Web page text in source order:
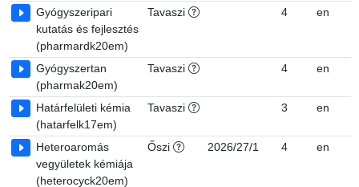
Gyógyszeripari
kutatás és fejlesztés
(pharmardk20em)
Tavaszi 4 en
Gyógyszertan
(pharmak20em)
Tavaszi 4 en
Határfelületi kémia
(hatarfelk17em)
Tavaszi 3 en
Heteroaromás
vegyületek kémiája
(heterocyck20em)
Őszi 2026/27/1 4 en